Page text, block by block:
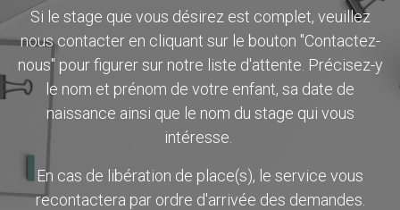
Si le stage que vous désirez est complet, veuillez
nous contacter en cliquant sur le bouton ''Contactez-
nous" pour figurer sur notre liste d'attente. Précisez-y
le nom et prénom de votre enfant, sa date de
naissance ainsi que le nom du stage qui vous
intéresse.
En cas de libération de place(s), le service vous
recontactera par ordre d'arrivée des demandes.